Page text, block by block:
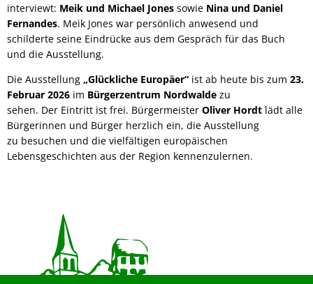
interviewt: Meik und Michael Jones sowie Nina und Daniel
Fernandes. Meik Jones war persönlich anwesend und
schilderte seine Eindrücke aus dem Gespräch für das Buch
und die Ausstellung.
Die Ausstellung „Glückliche Europäer“ ist ab heute bis zum 23.
Februar 2026 im Bürgerzentrum Nordwalde zu
sehen. Der Eintritt ist frei. Bürgermeister Oliver Hordt lädt alle
Bürgerinnen und Bürger herzlich ein, die Ausstellung
zu besuchen und die vielfältigen europäischen
Lebensgeschichten aus der Region kennenzulernen.